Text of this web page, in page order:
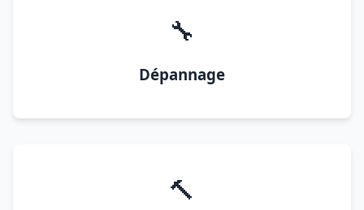
🔧
Dépannage
🔨